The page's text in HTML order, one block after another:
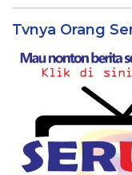
Tvnya Orang